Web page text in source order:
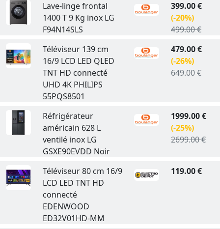
Lave-linge frontal
1400 T 9 Kg inox LG
F94N14SLS
399.00 €
(-20%)
499.00 €
Téléviseur 139 cm
16/9 LCD LED QLED
TNT HD connecté
UHD 4K PHILIPS
55PQS8501
479.00 €
(-26%)
649.00 €
Réfrigérateur
américain 628 L
ventilé inox LG
GSXE90EVDD Noir
1999.00 €
(-25%)
2699.00 €
Téléviseur 80 cm 16/9
LCD LED TNT HD
connecté
EDENWOOD
ED32V01HD-MM
119.00 €